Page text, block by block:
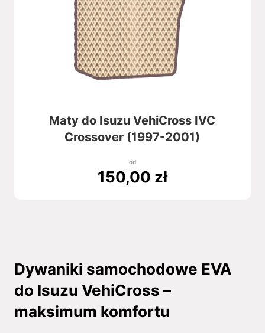
Maty do Isuzu VehiCross IVC
Crossover (1997-2001)
od
150,00 zł
Dywaniki samochodowe EVA
do Isuzu VehiCross –
maksimum komfortu